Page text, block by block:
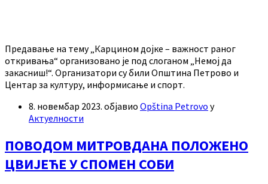
Предавање на тему „Карцином дојке – важност раног
откривања“ организовано је под слоганом „Немој да
закасниш!“. Организатори су били Општина Петрово и
Центар за културу, информисање и спорт.
8. новембар 2023. објавио Opština Petrovo у
Актуелности
ПОВОДОМ МИТРОВДАНА ПОЛОЖЕНО
ЦВИЈЕЋЕ У СПОМЕН СОБИ